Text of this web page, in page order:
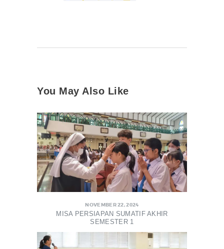
You May Also Like
NOVEMBER 22, 2024
MISA PERSIAPAN SUMATIF AKHIR
SEMESTER 1